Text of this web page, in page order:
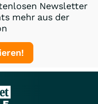
Newsletter
mehr aus der